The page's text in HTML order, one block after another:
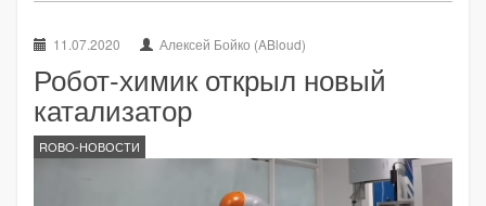
11.07.2020 Алексей Бойко (ABloud)
Робот-химик открыл новый
катализатор
ROBO-НОВОСТИ